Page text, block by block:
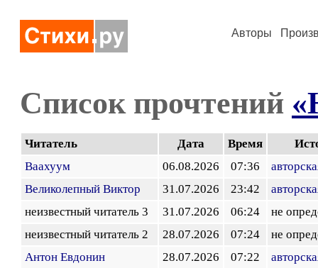
Авторы
Список прочтений
Читатель Дата Время
Ваахуум
06.08.2026 07:36
Великолепный Виктор
31.07.2026 23:42
неизвестный читатель 3
31.07.2026 06:24
не
неизвестный читатель 2
28.07.2026 07:24
не
Антон Евдонин
28.07.2026 07:22